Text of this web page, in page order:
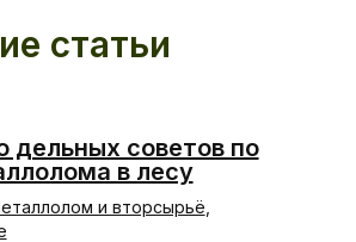
статьи
дельных советов по
в лесу
и вторсырьё